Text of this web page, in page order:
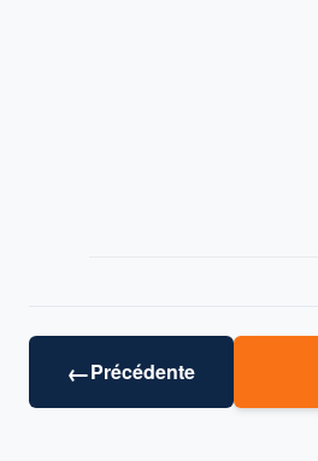
←Précédente